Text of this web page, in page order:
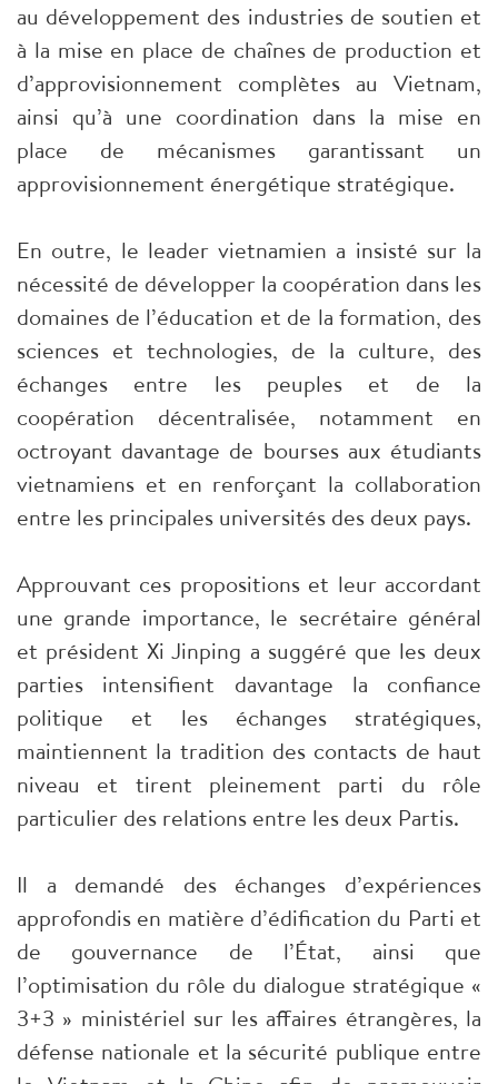
au développement des industries de soutien et
à la mise en place de chaînes de production et
d’approvisionnement complètes au Vietnam,
ainsi qu’à une coordination dans la mise en
place de mécanismes garantissant un
approvisionnement énergétique stratégique.
En outre, le leader vietnamien a insisté sur la
nécessité de développer la coopération dans les
domaines de l’éducation et de la formation, des
sciences et technologies, de la culture, des
échanges entre les peuples et de la
coopération décentralisée, notamment en
octroyant davantage de bourses aux étudiants
vietnamiens et en renforçant la collaboration
entre les principales universités des deux pays.
Approuvant ces propositions et leur accordant
une grande importance, le secrétaire général
et président Xi Jinping a suggéré que les deux
parties intensifient davantage la confiance
politique et les échanges stratégiques,
maintiennent la tradition des contacts de haut
niveau et tirent pleinement parti du rôle
particulier des relations entre les deux Partis.
Il a demandé des échanges d’expériences
approfondis en matière d’édification du Parti et
de gouvernance de l’État, ainsi que
l’optimisation du rôle du dialogue stratégique «
3+3 » ministériel sur les affaires étrangères, la
défense nationale et la sécurité publique entre